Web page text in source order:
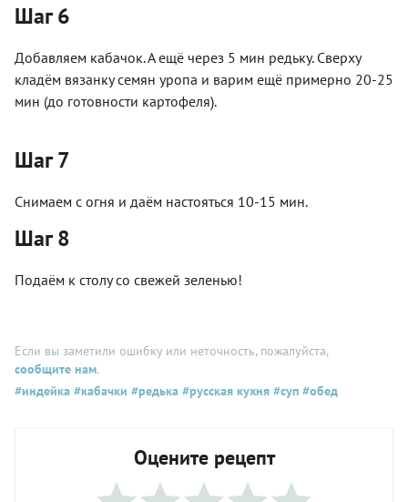
Шаг 6
Добавляем кабачок. А ещё через 5 мин редьку. Сверху
кладём вязанку семян уропа и варим ещё примерно 20-25
мин (до готовности картофеля).
Шаг 7
Снимаем с огня и даём настояться 10-15 мин.
Шаг 8
Подаём к столу со свежей зеленью!
Если вы заметили ошибку или неточность, пожалуйста,
сообщите нам.
#индейка #кабачки #редька #русская кухня #суп #обед
Оцените рецепт